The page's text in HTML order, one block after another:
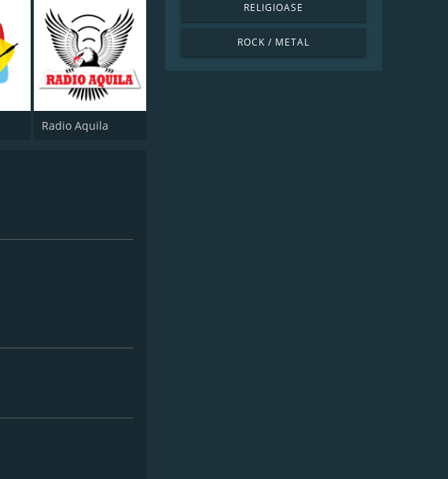
Radio Aquila
RELIGIOASE
ROCK / METAL